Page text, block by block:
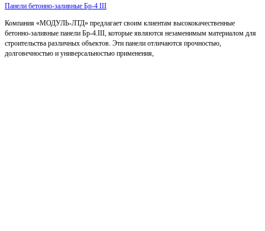
Панели бетонно-заливные Бр-4 III
Компания «МОДУЛЬ-ЛТД» предлагает своим клиентам высококачественные
бетонно-заливные панели Бр-4.III, которые являются незаменимым материалом для
строительства различных объектов. Эти панели отличаются прочностью,
долговечностью и универсальностью применения,